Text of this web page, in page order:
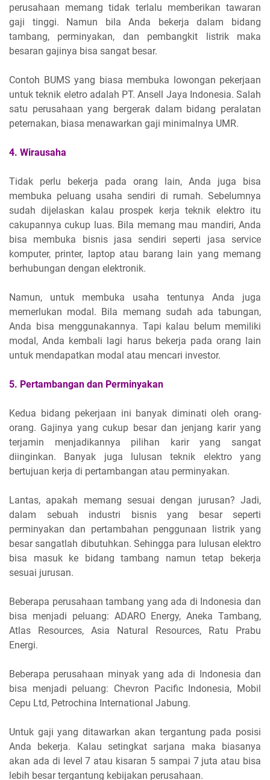
perusahaan memang tidak terlalu memberikan tawaran
gaji tinggi. Namun bila Anda bekerja dalam bidang
tambang, perminyakan, dan pembangkit listrik maka
besaran gajinya bisa sangat besar.
Contoh BUMS yang biasa membuka lowongan pekerjaan
untuk teknik eletro adalah PT. Ansell Jaya Indonesia. Salah
satu perusahaan yang bergerak dalam bidang peralatan
peternakan, biasa menawarkan gaji minimalnya UMR.
4. Wirausaha
Tidak perlu bekerja pada orang lain, Anda juga bisa
membuka peluang usaha sendiri di rumah. Sebelumnya
sudah dijelaskan kalau prospek kerja teknik elektro itu
cakupannya cukup luas. Bila memang mau mandiri, Anda
bisa membuka bisnis jasa sendiri seperti jasa service
komputer, printer, laptop atau barang lain yang memang
berhubungan dengan elektronik.
Namun, untuk membuka usaha tentunya Anda juga
memerlukan modal. Bila memang sudah ada tabungan,
Anda bisa menggunakannya. Tapi kalau belum memiliki
modal, Anda kembali lagi harus bekerja pada orang lain
untuk mendapatkan modal atau mencari investor.
5. Pertambangan dan Perminyakan
Kedua bidang pekerjaan ini banyak diminati oleh orang-
orang. Gajinya yang cukup besar dan jenjang karir yang
terjamin menjadikannya pilihan karir yang sangat
diinginkan. Banyak juga lulusan teknik elektro yang
bertujuan kerja di pertambangan atau perminyakan.
Lantas, apakah memang sesuai dengan jurusan? Jadi,
dalam sebuah industri bisnis yang besar seperti
perminyakan dan pertambahan penggunaan listrik yang
besar sangatlah dibutuhkan. Sehingga para lulusan elektro
bisa masuk ke bidang tambang namun tetap bekerja
sesuai jurusan.
Beberapa perusahaan tambang yang ada di Indonesia dan
bisa menjadi peluang: ADARO Energy, Aneka Tambang,
Atlas Resources, Asia Natural Resources, Ratu Prabu
Energi.
Beberapa perusahaan minyak yang ada di Indonesia dan
bisa menjadi peluang: Chevron Pacific Indonesia, Mobil
Cepu Ltd, Petrochina International Jabung.
Untuk gaji yang ditawarkan akan tergantung pada posisi
Anda bekerja. Kalau setingkat sarjana maka biasanya
akan ada di level 7 atau kisaran 5 sampai 7 juta atau bisa
lebih besar tergantung kebijakan perusahaan.